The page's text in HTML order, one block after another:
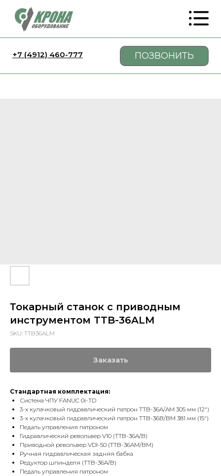
+7 (4912) 460-777 ПОЗВОНИТЬ
Токарный станок с приводным
инструментом TTB-36ALM
SKU: TTB36ALM
Заказать
Стандартная комплектация:
Система ЧПУ FANUC 0i-TD
3-х кулачковый гидравлический патрон TTB-36A/AM 305 мм (12")
3-х кулачковый гидравлический патрон TTB-36B/BM 381 мм (15")
Педаль управления патроном
Гидравлический револьвер V10 (TTB-36A/B)
Приводной револьвер VDI-50 (TTB-36AM/BM)
Ручная гидравлическая задняя бабка
Редуктор шпинделя (TTB-36A/B)
Педаль управления патроном